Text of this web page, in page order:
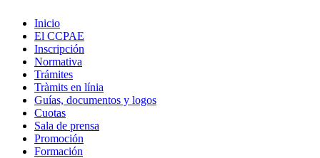
Inicio
El CCPAE
Inscripción
Normativa
Trámites
Tràmits en línia
Guías, documentos y logos
Cuotas
Sala de prensa
Promoción
Formación